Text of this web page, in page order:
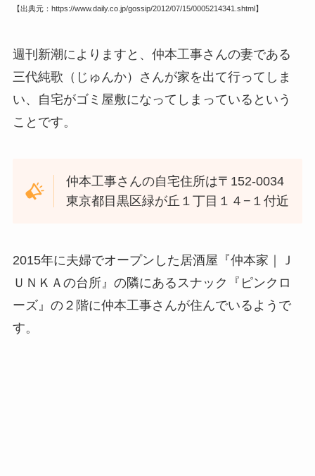
【出典元：https://www.daily.co.jp/gossip/2012/07/15/0005214341.shtml】
週刊新潮によりますと、仲本工事さんの妻である
三代純歌（じゅんか）さんが家を出て行ってしま
い、自宅がゴミ屋敷になってしまっているという
ことです。
仲本工事さんの自宅住所は〒152-0034
東京都目黒区緑が丘１丁目１４−１付近
2015年に夫婦でオープンした居酒屋『仲本家｜Ｊ
ＵＮＫＡの台所』の隣にあるスナック『 ピンクロ
ーズ』の２階に仲本工事さんが住んでいるようで
す。